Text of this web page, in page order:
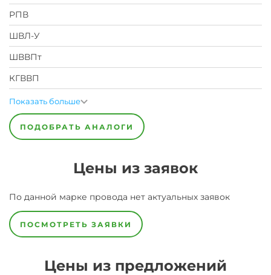
РПВ
ШВЛ-У
ШВВПт
КГВВП
Показать больше
ПОДОБРАТЬ АНАЛОГИ
Цены из заявок
По данной марке провода нет актуальных заявок
ПОСМОТРЕТЬ ЗАЯВКИ
Цены из предложений